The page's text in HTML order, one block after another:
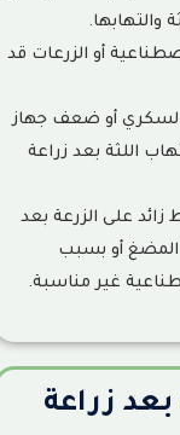
والتهابها.
أو الزرعات قد
أو ضعف جهاز
اللثة بعد زراعة
على الزرعة بعد
المضغ أو بسبب
غير مناسبة.
زراعة